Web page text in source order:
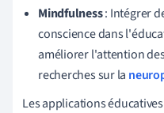
Mindfulness: Intégrer
conscience dans
améliorer l'attention
recherches sur la
Les applications